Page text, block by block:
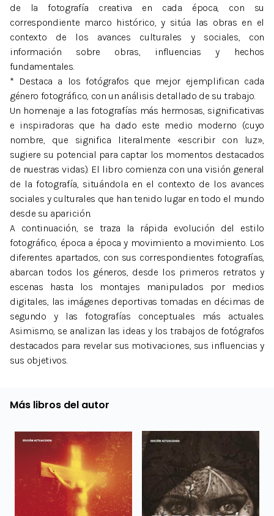
de la fotografía creativa en cada época, con su
correspondiente marco histórico, y sitúa las obras en el
contexto de los avances culturales y sociales, con
información sobre obras, influencias y hechos
fundamentales.
* Destaca a los fotógrafos que mejor ejemplifican cada
género fotográfico, con un análisis detallado de su trabajo.
Un homenaje a las fotografías más hermosas, significativas
e inspiradoras que ha dado este medio moderno (cuyo
nombre, que significa literalmente «escribir con luz»,
sugiere su potencial para captar los momentos destacados
de nuestras vidas). El libro comienza con una visión general
de la fotografía, situándola en el contexto de los avances
sociales y culturales que han tenido lugar en todo el mundo
desde su aparición.
A continuación, se traza la rápida evolución del estilo
fotográfico, época a época y movimiento a movimiento. Los
diferentes apartados, con sus correspondientes fotografías,
abarcan todos los géneros, desde los primeros retratos y
escenas hasta los montajes manipulados por medios
digitales, las imágenes deportivas tomadas en décimas de
segundo y las fotografías conceptuales más actuales.
Asimismo, se analizan las ideas y los trabajos de fotógrafos
destacados para revelar sus motivaciones, sus influencias y
sus objetivos.
Más libros del autor